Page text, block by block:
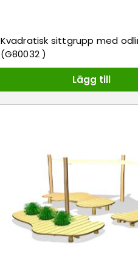
Kvadratisk sittgrupp med
(G80032 )
Lägg till